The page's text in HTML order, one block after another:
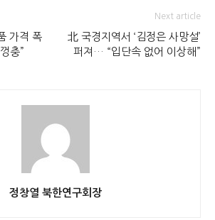
가격 폭
충”
Next article
北 국경지역서 ‘김정은 사망설’
퍼져… “입단속 없어 이상해”
정창열 북한연구회장